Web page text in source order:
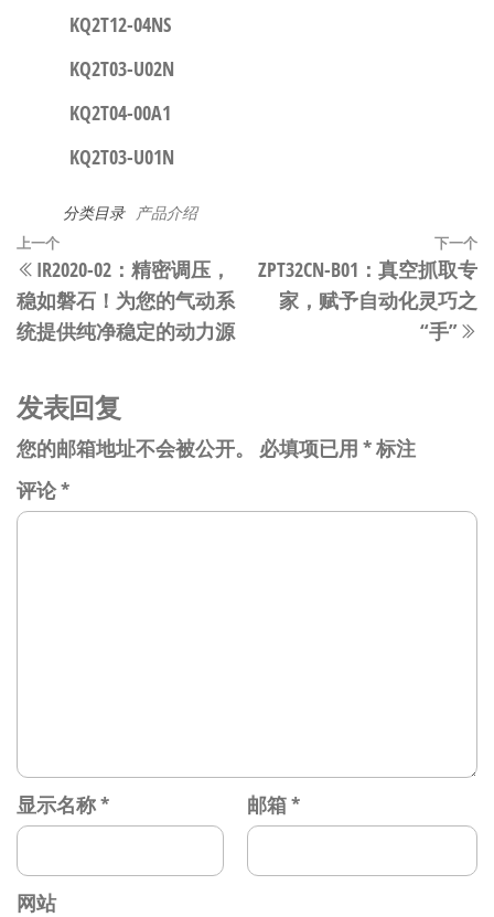
KQ2T12-04NS
KQ2T03-U02N
KQ2T04-00A1
KQ2T03-U01N
分类目录 产品介绍
文
章
导
上
一
篇
文
上一个
IR2020-02：精密调压，
稳如磐石！为您的气动系
统提供纯净稳定的动力源​​
下一个
​​ZPT32CN-B01：真空抓取专
家，赋予自动化灵巧之
“手”​​
发表回复
您的邮箱地址不会被公开。 必填项已用 *标注
评论*
显示名称* 邮箱*
网站